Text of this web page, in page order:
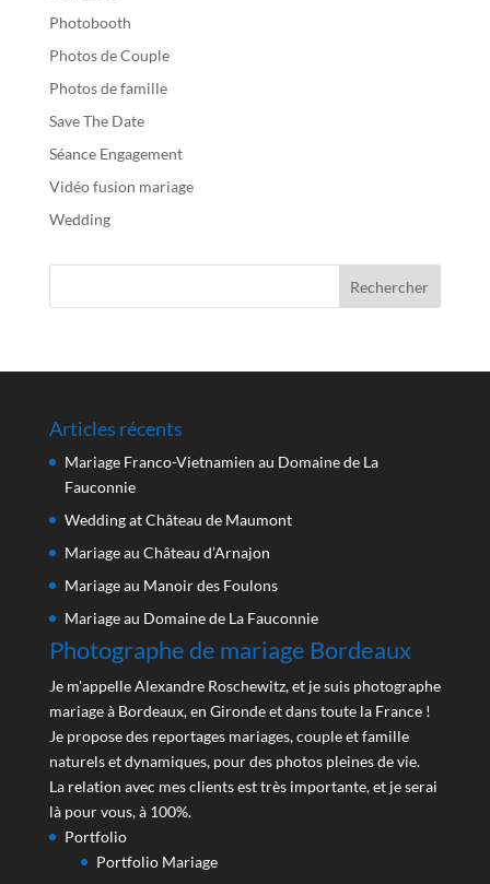
Photobooth
Photos de Couple
Photos de famille
Save The Date
Séance Engagement
Vidéo fusion mariage
Wedding
Articles récents
Mariage Franco-Vietnamien au Domaine de La
Fauconnie
Wedding at Château de Maumont
Mariage au Château d’Arnajon
Mariage au Manoir des Foulons
Mariage au Domaine de La Fauconnie
Photographe de mariage Bordeaux
Je m'appelle Alexandre Roschewitz, et je suis photographe
mariage à Bordeaux, en Gironde et dans toute la France !
Je propose des reportages mariages, couple et famille
naturels et dynamiques, pour des photos pleines de vie.
La relation avec mes clients est très importante, et je serai
là pour vous, à 100%.
Portfolio
Portfolio Mariage